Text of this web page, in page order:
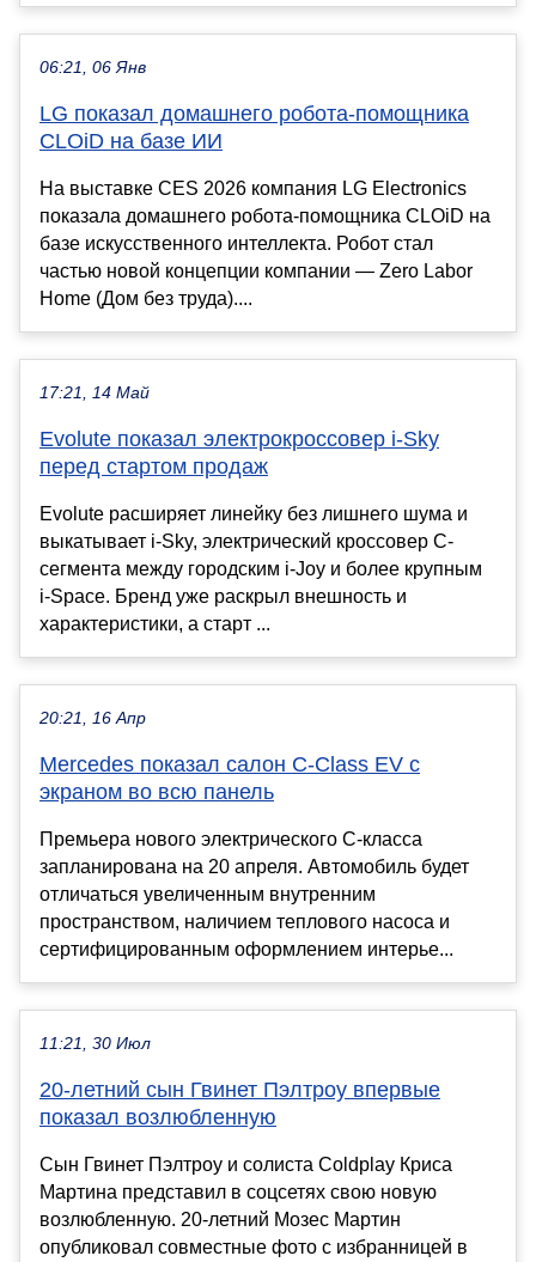
06:21, 06 Янв
LG показал домашнего робота-помощника
CLOiD на базе ИИ
На выставке CES 2026 компания LG Electronics
показала домашнего робота-помощника CLOiD на
базе искусственного интеллекта. Робот стал
частью новой концепции компании — Zero Labor
Home (Дом без труда)....
17:21, 14 Май
Evolute показал электрокроссовер i-Sky
перед стартом продаж
Evolute расширяет линейку без лишнего шума и
выкатывает i-Sky, электрический кроссовер C-
сегмента между городским i-Joy и более крупным
i-Space. Бренд уже раскрыл внешность и
характеристики, а старт ...
20:21, 16 Апр
Mercedes показал салон C-Class EV с
экраном во всю панель
Премьера нового электрического C-класса
запланирована на 20 апреля. Автомобиль будет
отличаться увеличенным внутренним
пространством, наличием теплового насоса и
сертифицированным оформлением интерье...
11:21, 30 Июл
20-летний сын Гвинет Пэлтроу впервые
показал возлюбленную
Сын Гвинет Пэлтроу и солиста Coldplay Криса
Мартина представил в соцсетях свою новую
возлюбленную. 20-летний Мозес Мартин
опубликовал совместные фото с избранницей в